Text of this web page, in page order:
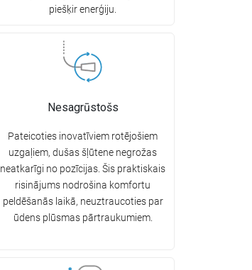
piešķir enerģiju.
Nesagrūstošs
Pateicoties inovatīviem rotējošiem
uzgaļiem, dušas šļūtene negrožas
neatkarīgi no pozīcijas. Šis praktiskais
risinājums nodrošina komfortu
peldēšanās laikā, neuztraucoties par
ūdens plūsmas pārtraukumiem.